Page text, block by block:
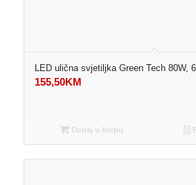
LED ulična svjetiljka Green Tech 80W,
155,50KM
Dodaj u korpu